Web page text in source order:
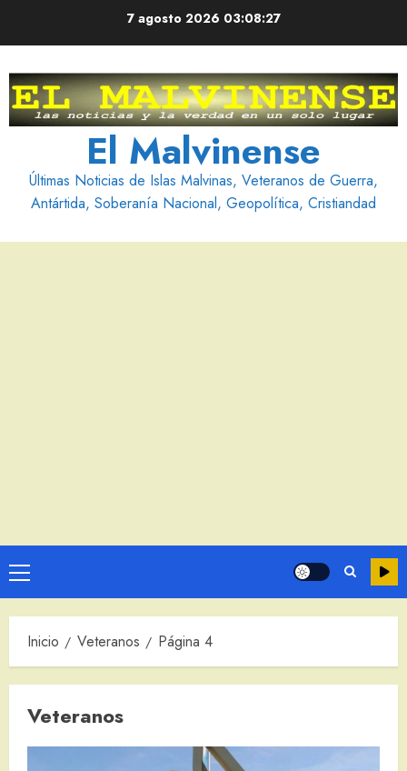
7 agosto 2026 03:08:28
El Malvinense
Últimas Noticias de Islas Malvinas, Veteranos de Guerra,
Antártida, Soberanía Nacional, Geopolítica, Cristiandad
Menú
principal
Inicio Veteranos Página 4
Veteranos